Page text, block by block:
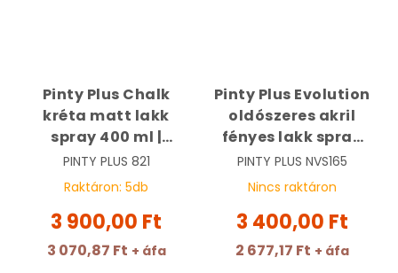
Pinty Plus Chalk
kréta matt lakk
spray 400 ml |
PINTY PLUS 821
PINTY PLUS 821
Raktáron: 5db
3 900,00 Ft
3 070,87 Ft + áfa
Pinty Plus Evolution
oldószeres akril
fényes lakk spray
400 ml | PINTY PLUS
165
PINTY PLUS NVS165
Nincs raktáron
3 400,00 Ft
2 677,17 Ft + áfa